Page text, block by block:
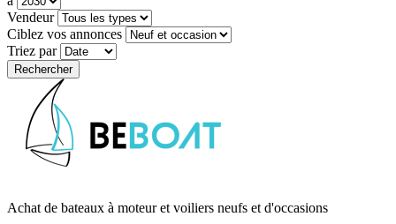
Vendeur
Ciblez vos annonces
Triez par
Achat de bateaux à moteur et voiliers neufs et d'occasions